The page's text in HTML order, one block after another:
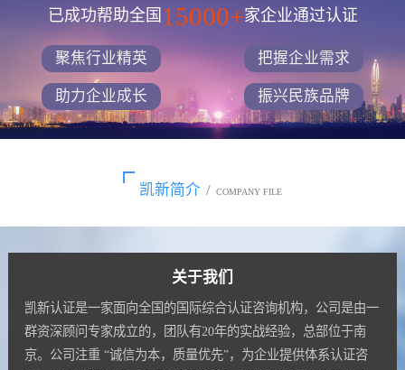
已成功帮助全国 15000+家企业通过认证
聚焦行业精英 把握企业需求
助力企业成长 振兴民族品牌
凯新简介 / COMPANY FILE
关于我们
凯新认证是一家面向全国的国际综合认证咨询机构，公司是由一
群资深顾问专家成立的，团队有20年的实战经验，总部位于南
京。公司注重 “诚信为本，质量优先”，为企业提供体系认证咨